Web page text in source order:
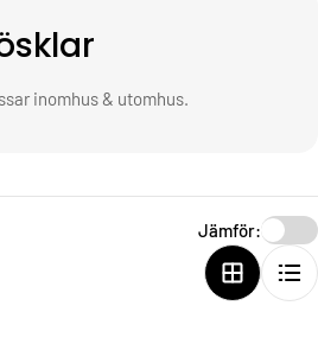
inomhus & utomhus.
Jämför: